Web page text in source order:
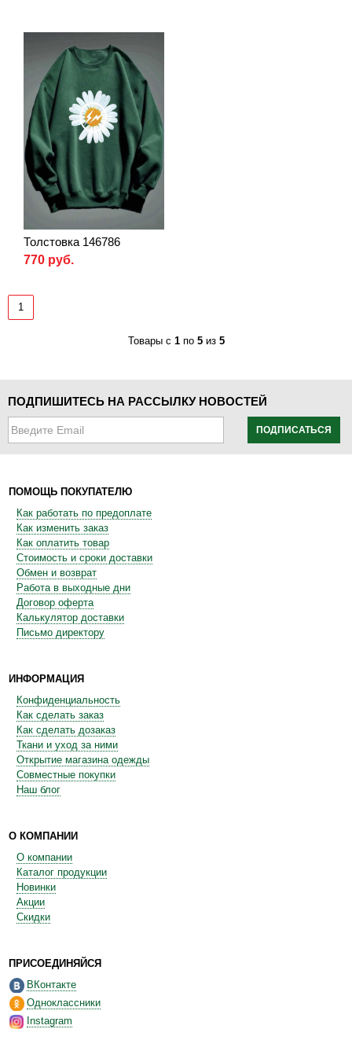
Толстовка 146786
770 руб.
1
Товары с 1по 5из 5
ПОДПИШИТЕСЬ НА РАССЫЛКУ НОВОСТЕЙ
ПОДПИСАТЬСЯ
ПОМОЩЬ ПОКУПАТЕЛЮ
Как работать по предоплате
Как изменить заказ
Как оплатить товар
Стоимость и сроки доставки
Обмен и возврат
Работа в выходные дни
Договор оферта
Калькулятор доставки
Письмо директору
ИНФОРМАЦИЯ
Конфиденциальность
Как сделать заказ
Как сделать дозаказ
Ткани и уход за ними
Открытие магазина одежды
Совместные покупки
Наш блог
О КОМПАНИИ
О компании
Каталог продукции
Новинки
Акции
Скидки
ПРИСОЕДИНЯЙСЯ
ВКонтакте
Одноклассники
Instagram